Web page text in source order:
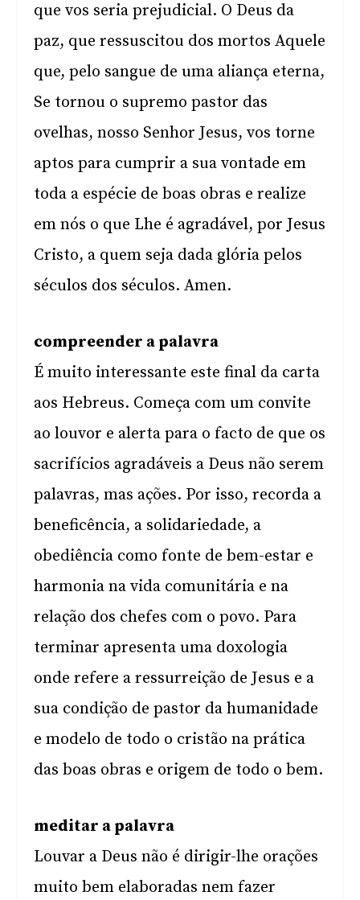
que vos seria prejudicial. O Deus da
paz, que ressuscitou dos mortos Aquele
que, pelo sangue de uma aliança eterna,
Se tornou o supremo pastor das
ovelhas, nosso Senhor Jesus, vos torne
aptos para cumprir a sua vontade em
toda a espécie de boas obras e realize
em nós o que Lhe é agradável, por Jesus
Cristo, a quem seja dada glória pelos
séculos dos séculos. Amen.
compreender a palavra
É muito interessante este final da carta
aos Hebreus. Começa com um convite
ao louvor e alerta para o facto de que os
sacrifícios agradáveis a Deus não serem
palavras, mas ações. Por isso, recorda a
beneficência, a solidariedade, a
obediência como fonte de bem-estar e
harmonia na vida comunitária e na
relação dos chefes com o povo. Para
terminar apresenta uma doxologia
onde refere a ressurreição de Jesus e a
sua condição de pastor da humanidade
e modelo de todo o cristão na prática
das boas obras e origem de todo o bem.
meditar a palavra
Louvar a Deus não é dirigir-lhe orações
muito bem elaboradas nem fazer